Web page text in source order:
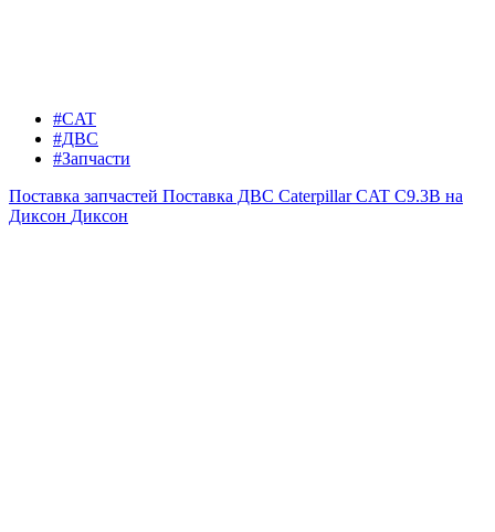
#CAT
#ДВС
#Запчасти
Поставка запчастей Поставка ДВС Caterpillar CAT C9.3B на
Диксон Диксон